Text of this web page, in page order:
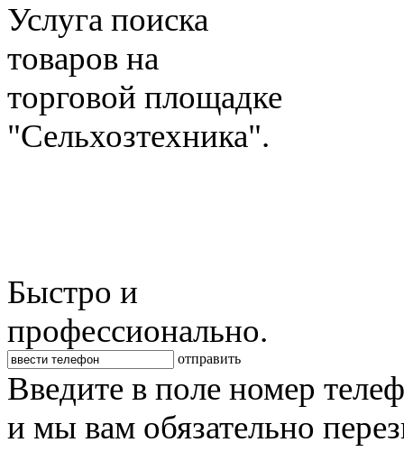
Услуга поиска
товаров на
торговой площадке
"Сельхозтехника".
Быстро и
профессионально.
отправить
Введите в поле номер
и мы вам обязательно